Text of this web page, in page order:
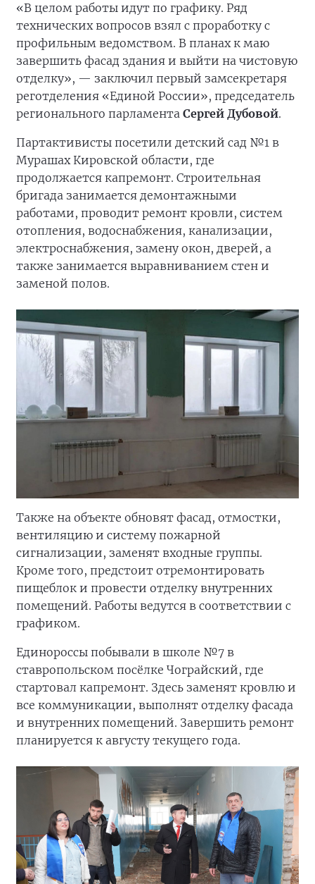
«В целом работы идут по графику. Ряд
технических вопросов взял с проработку с
профильным ведомством. В планах к маю
завершить фасад здания и выйти на чистовую
отделку», — заключил первый замсекретаря
реготделения «Единой России», председатель
регионального парламента Сергей Дубовой.
Партактивисты посетили детский сад №1 в
Мурашах Кировской области, где
продолжается капремонт. Строительная
бригада занимается демонтажными
работами, проводит ремонт кровли, систем
отопления, водоснабжения, канализации,
электроснабжения, замену окон, дверей, а
также занимается выравниванием стен и
заменой полов.
Также на объекте обновят фасад, отмостки,
вентиляцию и систему пожарной
сигнализации, заменят входные группы.
Кроме того, предстоит отремонтировать
пищеблок и провести отделку внутренних
помещений. Работы ведутся в соответствии с
графиком.
Единороссы побывали в школе №7 в
ставропольском посёлке Чограйский, где
стартовал капремонт. Здесь заменят кровлю и
все коммуникации, выполнят отделку фасада
и внутренних помещений. Завершить ремонт
планируется к августу текущего года.